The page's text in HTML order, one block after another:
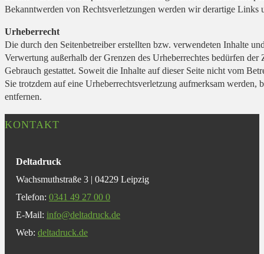
Bekanntwerden von Rechtsverletzungen werden wir derartige Links
Urheberrecht
Die durch den Seitenbetreiber erstellten bzw. verwendeten Inhalte
Verwertung außerhalb der Grenzen des Urheberrechtes bedürfen
Gebrauch gestattet. Soweit die Inhalte auf dieser Seite nicht vom
Sie trotzdem auf eine Urheberrechtsverletzung aufmerksam
entfernen.
KONTAKT
Deltadruck
Wachsmuthstraße 3 | 04229 Leipzig
Telefon: 0341 49 27 00 0
E-Mail: info@deltadruck.de
Web: deltadruck.de